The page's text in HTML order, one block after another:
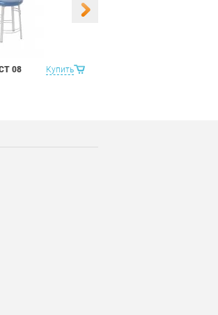
Купить
08